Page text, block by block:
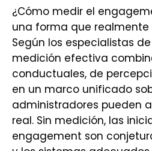
¿Cómo medir el
una forma que realmente
Según los especialistas de
medición efectiva
conductuales, de
en un marco unificado
administradores pueden
real. Sin medición, las
engagement son